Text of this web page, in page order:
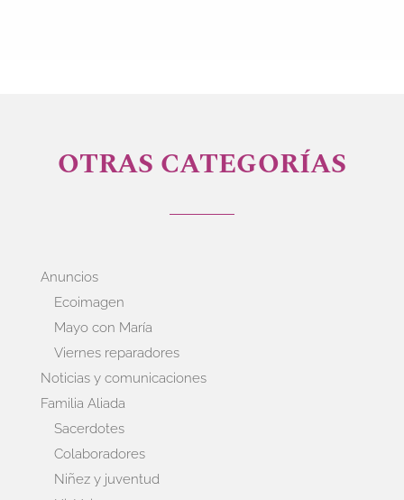
OTRAS CATEGORÍAS
Anuncios
Ecoimagen
Mayo con María
Viernes reparadores
Noticias y comunicaciones
Familia Aliada
Sacerdotes
Colaboradores
Niñez y juventud